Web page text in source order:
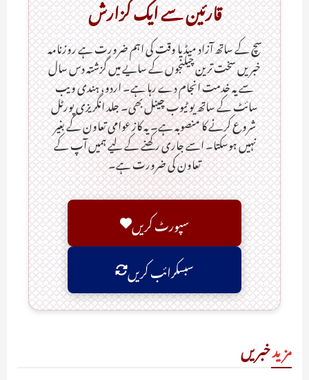
قارئین سے ایک گزارش
سچ کے ساتھ آزاد میڈیا وقت کی اہم ضرورت ہےـ روزنامہ
خبریں سخت ترین چیلنجوں کے سایے میں گزشتہ دس سال
سے یہ خدمت انجام دے رہا ہے۔ اردو، ہندی ویب
سائٹ کے ساتھ یو ٹیوب چینل بھی۔ جلد انگریزی پورٹل
شروع کرنے کا منصوبہ ہے۔ یہ کاز عوامی تعاون کے بغیر
نہیں ہوسکتا۔ اسے جاری رکھنے کے لیے ہمیں آپ کے
تعاون کی ضرورت ہے۔
سپورٹ کریں
سبسکرائب کریں
مزیدخبریں